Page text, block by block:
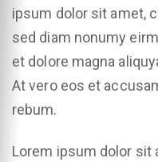
ipsum dolor sit amet,
sed diam nonumy
et dolore magna
At vero eos et
rebum.
Lorem ipsum dolor sit